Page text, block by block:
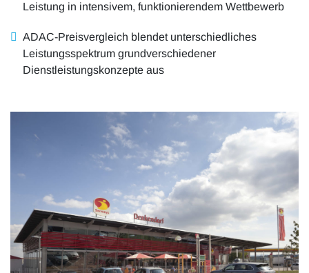
Leistung in intensivem, funktionierendem Wettbewerb
ADAC-Preisvergleich blendet unterschiedliches
Leistungsspektrum grundverschiedener
Dienstleistungskonzepte aus